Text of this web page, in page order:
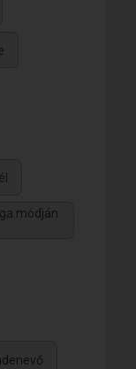
módján